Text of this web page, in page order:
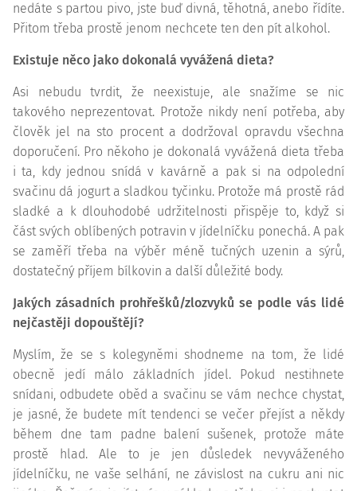
nedáte s partou pivo, jste buď divná, těhotná, anebo řídíte.
Přitom třeba prostě jenom nechcete ten den pít alkohol.
Existuje něco jako dokonalá vyvážená dieta?
Asi nebudu tvrdit, že neexistuje, ale snažíme se nic
takového neprezentovat. Protože nikdy není potřeba, aby
člověk jel na sto procent a dodržoval opravdu všechna
doporučení. Pro někoho je dokonalá vyvážená dieta třeba
i ta, kdy jednou snídá v kavárně a pak si na odpolední
svačinu dá jogurt a sladkou tyčinku. Protože má prostě rád
sladké a k dlouhodobé udržitelnosti přispěje to, když si
část svých oblíbených potravin v jídelníčku ponechá. A pak
se zaměří třeba na výběr méně tučných uzenin a sýrů,
dostatečný příjem bílkovin a další důležité body.
Jakých zásadních prohřešků/zlozvyků se podle vás lidé
nejčastěji dopouštějí?
Myslím, že se s kolegyněmi shodneme na tom, že lidé
obecně jedí málo základních jídel. Pokud nestihnete
snídani, odbudete oběd a svačinu se vám nechce chystat,
je jasné, že budete mít tendenci se večer přejíst a někdy
během dne tam padne balení sušenek, protože máte
prostě hlad. Ale to je jen důsledek nevyváženého
jídelníčku, ne vaše selhání, ne závislost na cukru ani nic